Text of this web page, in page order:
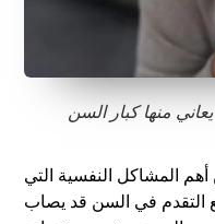
منها كبار السن
المشاكل النفسية التي
التقدم في السن قد يصاب